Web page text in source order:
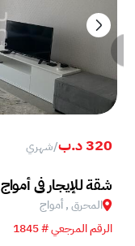
في جزيرة أمواج
320 د.ب /شهري
شقة للإيجار في أمواج
المحرق , أمواج
الرقم المرجعي # 1845